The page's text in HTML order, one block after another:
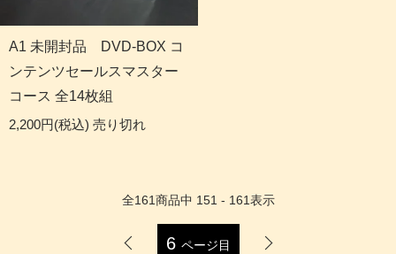
A1 未開封品 DVD-BOX コ
ンテンツセールスマスター
コース 全14枚組
2,200円(税込) 売り切れ
全161商品中 151 - 161表示
6 ページ目